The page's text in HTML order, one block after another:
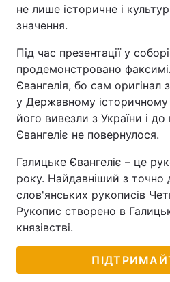
не лише історичне і
значення.
Під час презентації у
продемонстровано
Євангелія, бо сам оригінал
у Державному історичному
його вивезли з України і
Євангеліє не повернулося.
Галицьке Євангеліє – це
року. Найдавніший з точно
слов'янських рукописів
Рукопис створено в
князівстві.